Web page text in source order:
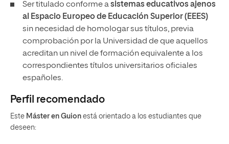
Ser titulado conforme asistemas educativos ajenos
al Espacio Europeo de Educación Superior (EEES)
sin necesidad de homologar sus títulos, previa
comprobación por la Universidad de que aquellos
acreditan un nivel de formación equivalente a los
correspondientes títulos universitarios oficiales
españoles.
Perfil recomendado
Este Máster en Guion está orientado a los estudiantes que
deseen: